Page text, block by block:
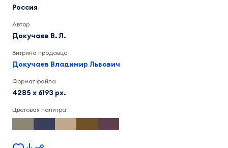
Россия
Автор
Докучаев В. Л.
Витрина продавца
Докучаев Владимир Львович
Формат файла
4285 x 6193 px.
Цветовая палитра